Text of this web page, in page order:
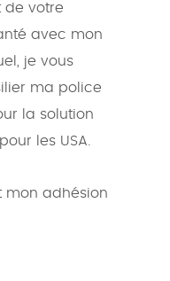
de votre
avec mon
je vous
ma police
la solution
les USA.
mon adhésion